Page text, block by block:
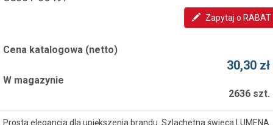
Zapytaj o RABAT
Cena katalogowa (netto)
30,30 zł
W magazynie
2636 szt.
Prosta elegancja dla upiększenia brandu. Szlachetna świeca LUMENA